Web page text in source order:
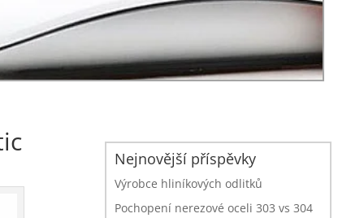
Nejnovější příspěvky
Výrobce hliníkových odlitků
Pochopení nerezové oceli 303 vs 304